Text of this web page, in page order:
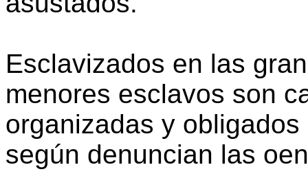
Esclavizados en las
menores esclavos son
organizadas y
según denuncian las